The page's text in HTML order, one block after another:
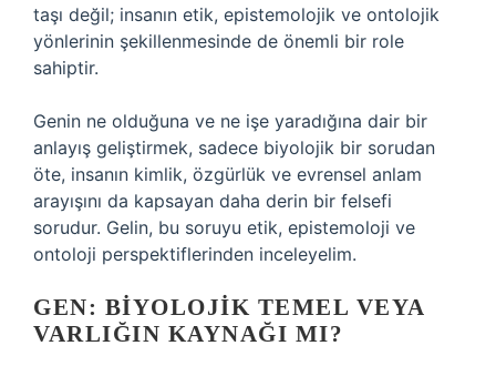
taşı değil; insanın etik, epistemolojik ve ontolojik
yönlerinin şekillenmesinde de önemli bir role
sahiptir.
Genin ne olduğuna ve ne işe yaradığına dair bir
anlayış geliştirmek, sadece biyolojik bir sorudan
öte, insanın kimlik, özgürlük ve evrensel anlam
arayışını da kapsayan daha derin bir felsefi
sorudur. Gelin, bu soruyu etik, epistemoloji ve
ontoloji perspektiflerinden inceleyelim.
GEN: BIYOLOJIK TEMEL VEYA
VARLIĞIN KAYNAĞI MI?